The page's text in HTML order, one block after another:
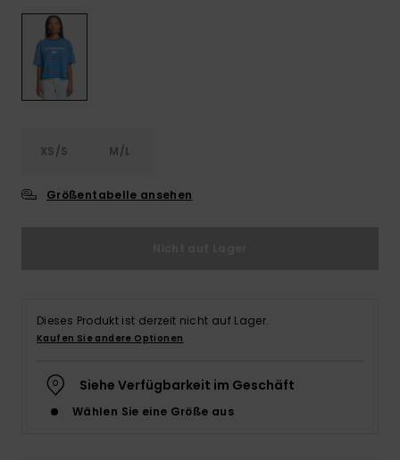
XS/S M/L
Größentabelle ansehen
Dieses Produkt ist derzeit nicht auf Lager.
Kaufen Sie andere Optionen
Siehe Verfügbarkeit im Geschäft
Wählen Sie eine Größe aus